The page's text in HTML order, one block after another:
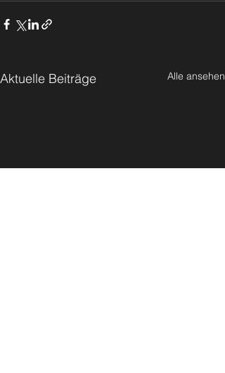
Aktuelle Beiträge Alle ansehen